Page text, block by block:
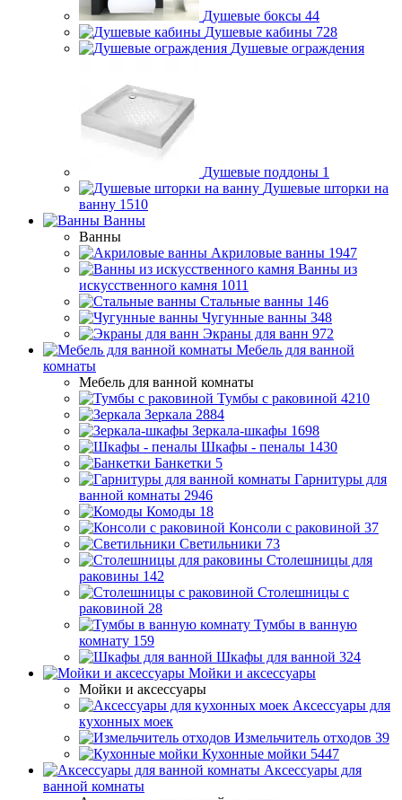
Душевые боксы 44
Душевые кабины 728
Душевые ограждения
Душевые поддоны 1
Душевые шторки на
ванну 1510
Ванны
Ванны
Акриловые ванны 1947
Ванны из
искусственного камня 1011
Стальные ванны 146
Чугунные ванны 348
Экраны для ванн 972
Мебель для ванной
комнаты
Мебель для ванной комнаты
Тумбы с раковиной 4210
Зеркала 2884
Зеркала-шкафы 1698
Шкафы - пеналы 1430
Банкетки 5
Гарнитуры для
ванной комнаты 2946
Комоды 18
Консоли с раковиной 37
Светильники 73
Столешницы для
раковины 142
Столешницы с
раковиной 28
Тумбы в ванную
комнату 159
Шкафы для ванной 324
Мойки и аксессуары
Мойки и аксессуары
Аксессуары для
кухонных моек
Измельчитель отходов 39
Кухонные мойки 5447
Аксессуары для
ванной комнаты